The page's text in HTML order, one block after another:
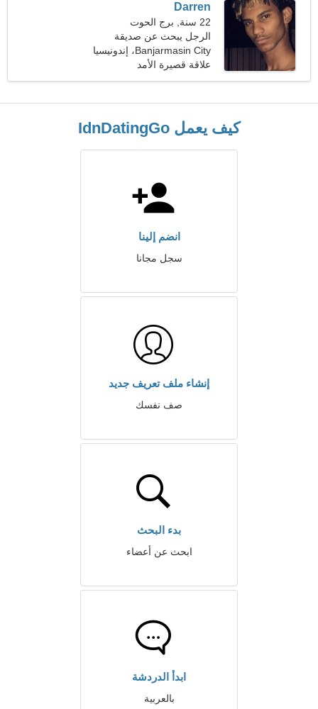
Darren
22 سنة, برج الحوت
الرجل يبحث عن صديقة
Banjarmasin City، إندونيسيا
علاقة قصيرة الأمد
كيف يعمل IdnDatingGo
انضم إلينا
سجل مجانا
إنشاء ملف تعريف جديد
صف نفسك
بدء البحث
ابحث عن أعضاء
ابدأ الدردشة
بالعربية